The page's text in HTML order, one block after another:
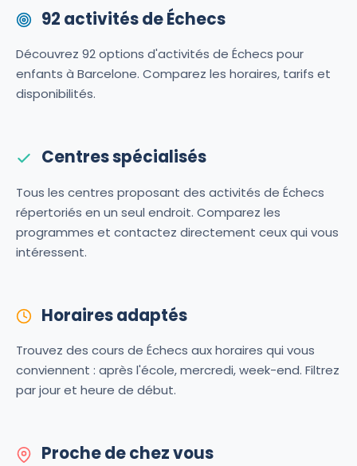
92 activités de Échecs
Découvrez 92 options d'activités de Échecs pour
enfants à Barcelone. Comparez les horaires, tarifs et
disponibilités.
Centres spécialisés
Tous les centres proposant des activités de Échecs
répertoriés en un seul endroit. Comparez les
programmes et contactez directement ceux qui vous
intéressent.
Horaires adaptés
Trouvez des cours de Échecs aux horaires qui vous
conviennent : après l'école, mercredi, week-end. Filtrez
par jour et heure de début.
Proche de chez vous